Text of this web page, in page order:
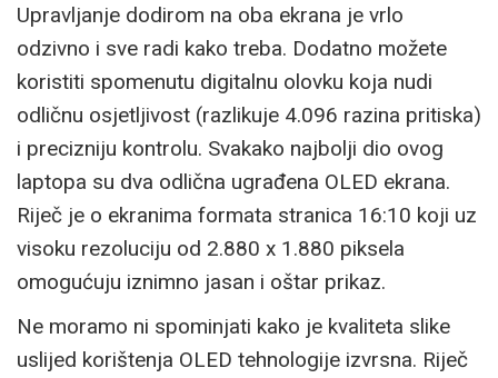
Upravljanje dodirom na oba ekrana je vrlo
odzivno i sve radi kako treba. Dodatno možete
koristiti spomenutu digitalnu olovku koja nudi
odličnu osjetljivost (razlikuje 4.096 razina pritiska)
i precizniju kontrolu. Svakako najbolji dio ovog
laptopa su dva odlična ugrađena OLED ekrana.
Riječ je o ekranima formata stranica 16:10 koji uz
visoku rezoluciju od 2.880 x 1.880 piksela
omogućuju iznimno jasan i oštar prikaz.
Ne moramo ni spominjati kako je kvaliteta slike
uslijed korištenja OLED tehnologije izvrsna. Riječ